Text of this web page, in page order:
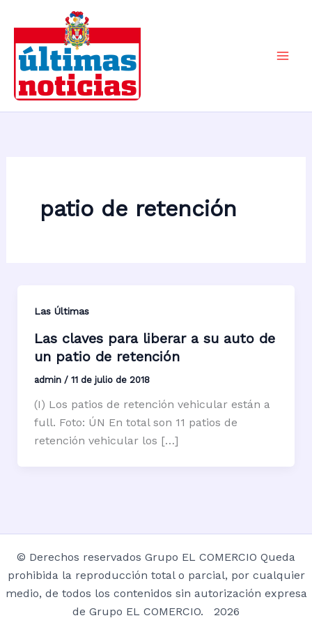
contenido
patio de retención
Las Últimas
Las claves para liberar a su auto de
un patio de retención
admin / 11 de julio de 2018
(I) Los patios de retención vehicular están a
full. Foto: ÚN En total son 11 patios de
retención vehicular los […]
© Derechos reservados Grupo EL COMERCIO Queda
prohibida la reproducción total o parcial, por cualquier
medio, de todos los contenidos sin autorización expresa
de Grupo EL COMERCIO. 2026